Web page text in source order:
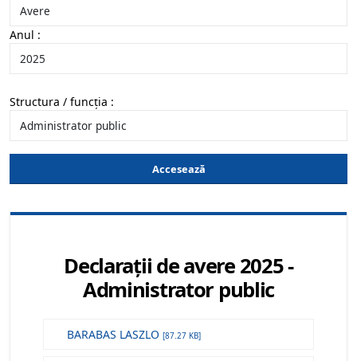
Anul :
Structura / funcția :
Accesează
Declarații de avere 2025 -
Administrator public
BARABAS LASZLO[87.27 KB]